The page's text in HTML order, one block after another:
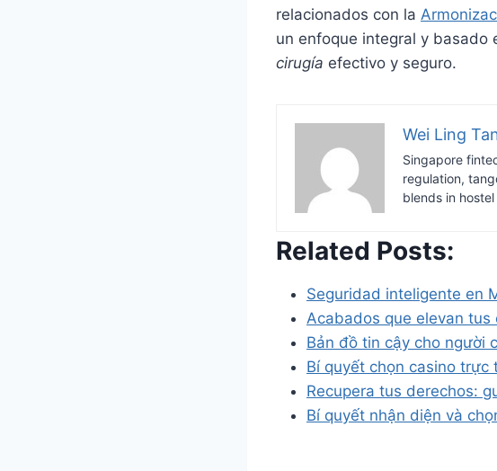
relacionados con la
un enfoque integral y basado
cirugía efectivo y seguro.
Wei Ling
Singapore
regulation,
blends in
Related Posts:
Seguridad inteligente en
Acabados que elevan
Bản đồ tin cậy cho người
Bí quyết chọn casino
Recupera tus derechos:
Bí quyết nhận diện và